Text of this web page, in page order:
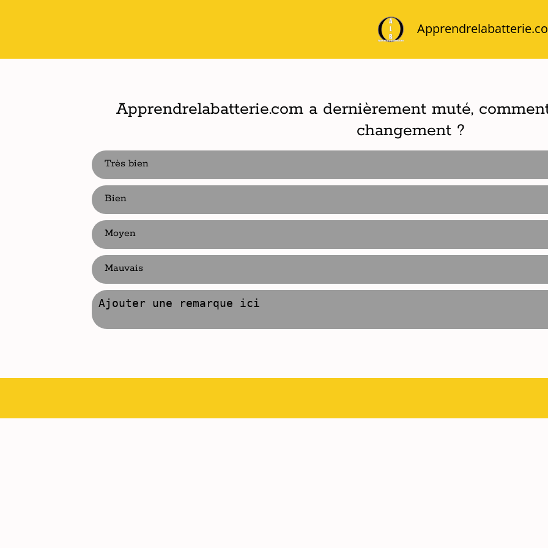
Apprendrelabatterie.com a dernièrement muté,
changement ?
Très bien
Bien
Moyen
Mauvais